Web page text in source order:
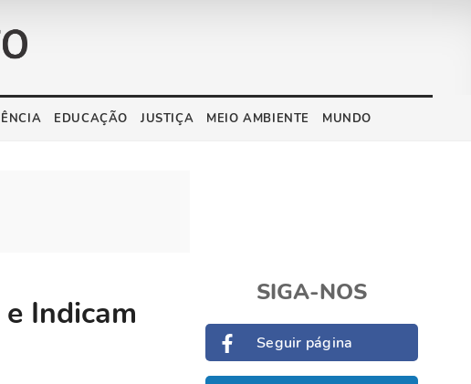
EDUCAÇÃO JUSTIÇA MEIO AMBIENTE MUNDO
Indicam
SIGA-NOS
Seguir página